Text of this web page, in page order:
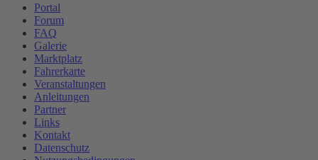
Portal
Forum
FAQ
Galerie
Marktplatz
Fahrerkarte
Veranstaltungen
Anleitungen
Partner
Links
Kontakt
Datenschutz